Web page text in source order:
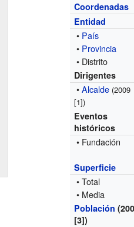
Coordenadas
Entidad
• País
• Provincia
• Distrito
Dirigentes
•Alcalde (2009
[1])
Eventos
históricos
• Fundación
Superficie
• Total
• Media
Población
[3])